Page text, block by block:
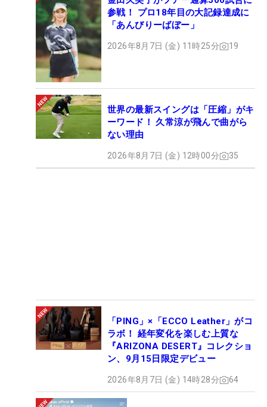
参戦！ プロ18年目の大記録達成に
「あんびりーばぼー」
2026年8月7日 (金) 11時25分 19
世界の最新スイングは「圧縮」がキ
ーワード！ 久常涼が飛んで曲がら
ない理由
2026年8月7日 (金) 12時00分 35
「PING」×「ECCO Leather」がコ
ラボ！ 経年変化を楽しむ上質な
『ARIZONA DESERT』コレクショ
ン、9月15日限定デビュー
2026年8月7日 (金) 14時28分 64